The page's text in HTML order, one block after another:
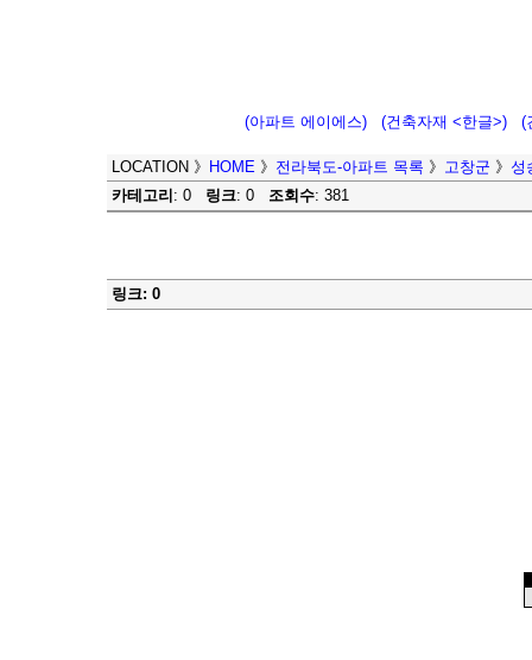
(아파트 에이에스) (건축자재 <한글>) (
LOCATION 》 HOME 》 전라북도-아파트 목록 》 고창군 》 성
카테고리 : 0 링크: 0 조회수: 381
링크: 0